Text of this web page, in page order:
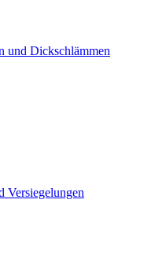
und Dickschlämmen
Versiegelungen